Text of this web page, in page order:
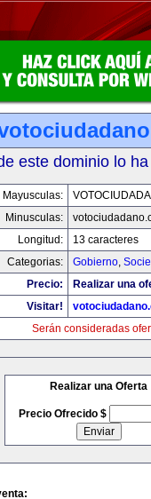
este dominio lo
Mayusculas:
Minusculas:
Longitud:
13 caracteres
Categorias:
Gobierno,
Precio:
Realizar una
Visitar!
Serán consideradas
Realizar una Oferta
Precio Ofrecido $